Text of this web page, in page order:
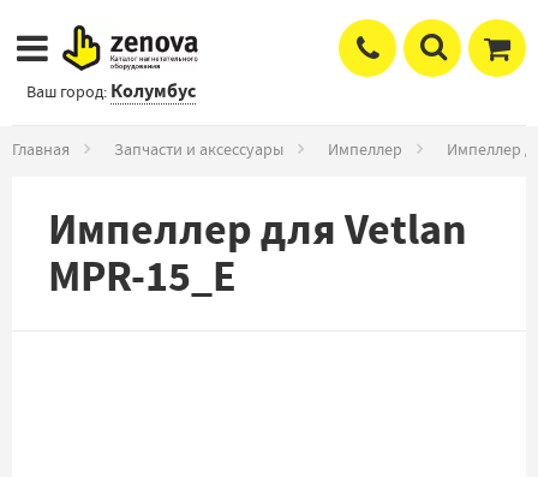
Ваш город: Колумбус
Главная Запчасти и аксессуары Импеллер Импеллер
Импеллер для Vetlan
MPR-15_E